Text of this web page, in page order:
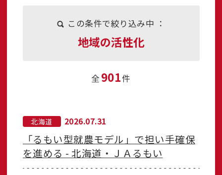
この条件で絞り込み中 ：
地域の活性化
全 901件
北海道 2026.07.31
「るもい型就農モデル」で担い手確保
を進める - 北海道・ＪＡるもい